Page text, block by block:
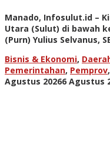
Manado, Infosulut.id –
Utara (Sulut) di bawah
(Purn) Yulius Selvanus,
Bisnis & Ekonomi,
Pemerintahan, Pemprov,
Agustus 20266 Agustus